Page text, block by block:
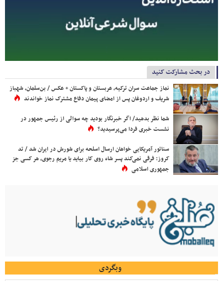
در بحث مشارکت کنید
نماز جماعت سران ترکیه، عربستان و پاکستان + عکس / بن‌سلمان، شهباز
شریف و اردوغان پس از امضای پیمان دفاع مشترک نماز خواندند
شما نظر بدهید/ اگر خبرنگار بودید چه سوالی از رئیس جمهور در
نشست خبری فردا می‌پرسیدید؟
سناتور آمریکایی خواهان ارسال اسلحه برای شورش در ایران شد / تد
کروز: فرقی نمی‌کند پسر شاه روی کار بیاید یا مریم رجوی، هر کسی جز
جمهوری اسلامی
وبگردی